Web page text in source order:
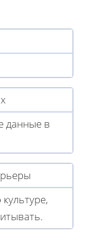
данные в